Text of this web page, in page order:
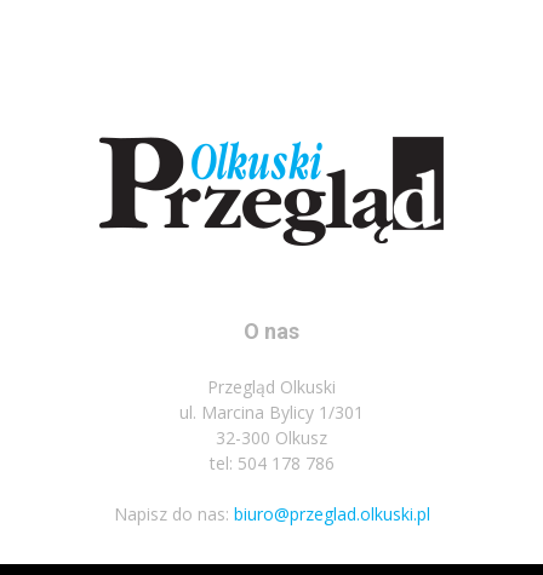
O nas
Przegląd Olkuski
ul. Marcina Bylicy 1/301
32-300 Olkusz
tel: 504 178 786
Napisz do nas: biuro@przeglad.olkuski.pl